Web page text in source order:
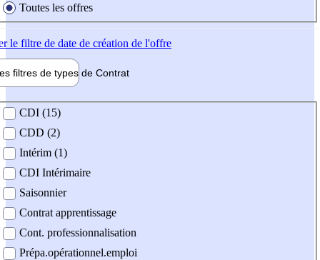
Toutes les offres
le filtre de date de création de l'offre
filtres de types de Contrat
contrat
CDI (15)
CDD (2)
Intérim (1)
CDI Intérimaire
Saisonnier
Contrat apprentissage
Cont. professionnalisation
Prépa.opérationnel.emploi